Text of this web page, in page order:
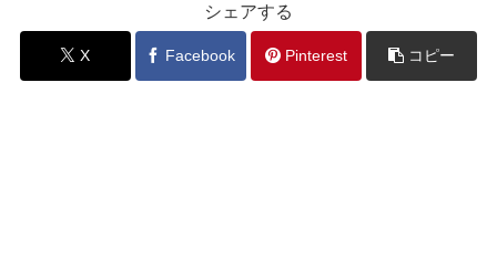
シェアする
X Facebook Pinterest コピー